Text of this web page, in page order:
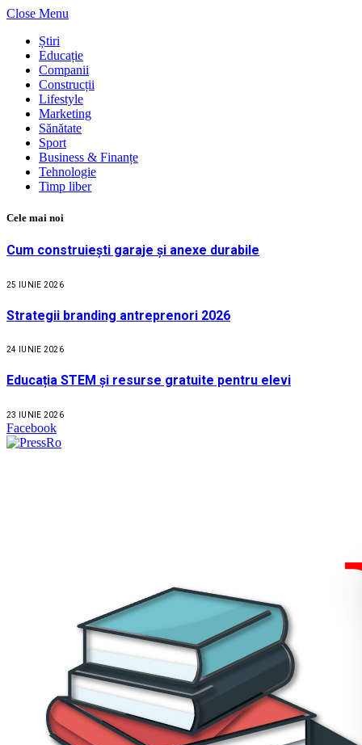
Close Menu
Știri
Educație
Companii
Construcții
Lifestyle
Marketing
Sănătate
Sport
Business & Finanțe
Tehnologie
Timp liber
Cele mai noi
Cum construiești garaje și anexe durabile
25 IUNIE 2026
Strategii branding antreprenori 2026
24 IUNIE 2026
Educația STEM și resurse gratuite pentru elevi
23 IUNIE 2026
Facebook